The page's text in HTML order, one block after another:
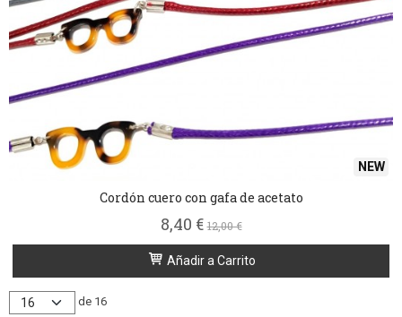
NEW
Cordón cuero con gafa de acetato
8,40 €12,00 €
Añadir a Carrito
de 16